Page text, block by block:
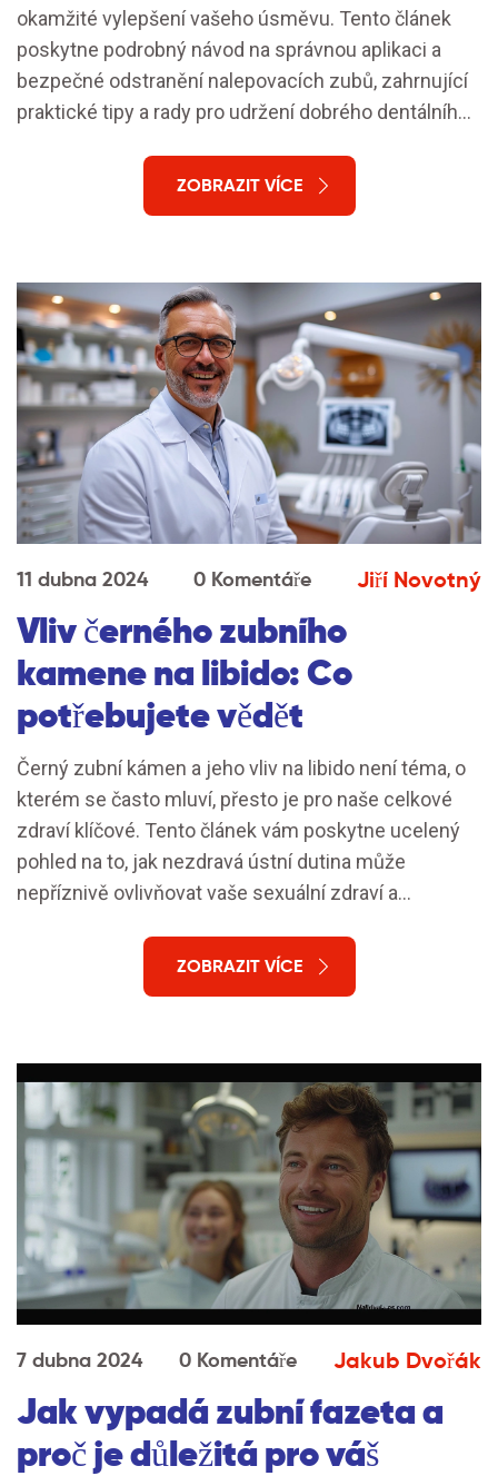
okamžité vylepšení vašeho úsměvu. Tento článek
poskytne podrobný návod na správnou aplikaci a
bezpečné odstranění nalepovacích zubů, zahrnující
praktické tipy a rady pro udržení dobrého dentálního
nejbezpečnější a jak předejít potenciálním
problémům spojeným s používáním nalepovacích
ZOBRAZIT VÍCE
11 dubna 2024 0 Komentáře Jiří Novotný
Vliv černého zubního
kamene na libido: Co
potřebujete vědět
Černý zubní kámen a jeho vliv na libido není téma, o
kterém se často mluví, přesto je pro naše celkové
zdraví klíčové. Tento článek vám poskytne ucelený
pohled na to, jak nezdravá ústní dutina může
nepříznivě ovlivňovat vaše sexuální zdraví a
zubního kamene, jeho dopad na libido a návrhy, jak
tento problém řešit.
ZOBRAZIT VÍCE
7 dubna 2024 0 Komentáře Jakub Dvořák
Jak vypadá zubní fazeta a
proč je důležitá pro váš